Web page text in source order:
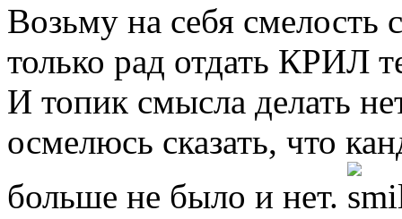
Возьму на себя смелость
только рад отдать КРИЛ
И топик смысла делать
осмелюсь сказать, что
больше не было и нет.